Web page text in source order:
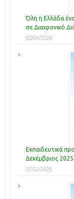
Όλη η Ελλάδα
σε Διαχρονικό
02/04/2026
Εκπαιδευτικά
Δεκέμβριος 2025
07/11/2025